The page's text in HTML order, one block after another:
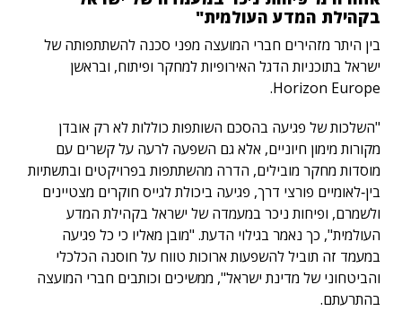
בקהילת המדע העולמית"
בין היתר מזהירים חברי המועצה מפני סכנה להשתתפותה של
ישראל בתוכניות הדגל האירופיות למחקר ופיתוח, ובראשן
Horizon Europe.
"השלכות של פגיעה בהסכם השותפות כוללות לא רק אובדן
מקורות מימון חיוניים, אלא גם השפעה לרעה על קשרים עם
מוסדות מחקר מובילים, הדרה מהשתתפות בפרויקטים ובתשתיות
בין‑לאומיים פורצי דרך, פגיעה ביכולת לגייס חוקרים מצטיינים
ולשמרם, ופיחות ניכר במעמדה של ישראל בקהילת המדע
העולמית", כך נאמר בגילוי הדעת. "מובן מאליו כי כל פגיעה
במעמד זה תוביל להשפעות ארוכות טווח על חוסנה הכלכלי
והביטחוני של מדינת ישראל", ממשיכים וכותבים חברי המועצה
בהתרעתם.